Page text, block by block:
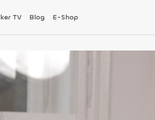
TV Blog E-Shop